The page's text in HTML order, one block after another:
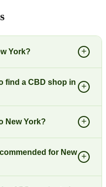
York? +
find a CBD shop in
+
New York? +
for New +